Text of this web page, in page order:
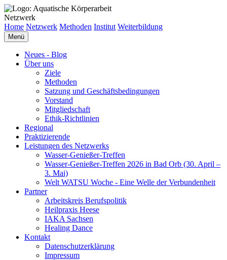
Netzwerk
Home Netzwerk Methoden Institut Weiterbildung
Menü
Neues - Blog
Über uns
Ziele
Methoden
Satzung und Geschäftsbedingungen
Vorstand
Mitgliedschaft
Ethik-Richtlinien
Regional
Praktizierende
Leistungen des Netzwerks
Wasser-Genießer-Treffen
Wasser-Genießer-Treffen 2026 in Bad Orb (30. April –
3. Mai)
Welt WATSU Woche - Eine Welle der Verbundenheit
Partner
Arbeitskreis Berufspolitik
Heilpraxis Heese
IAKA Sachsen
Healing Dance
Kontakt
Datenschutzerklärung
Impressum